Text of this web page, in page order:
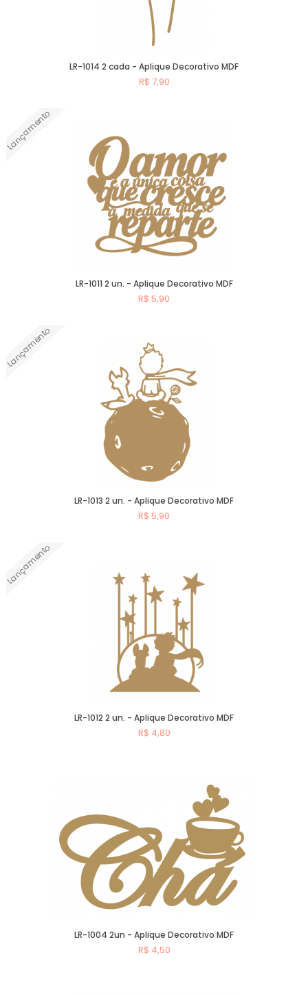
LR-1014 2 cada - Aplique Decorativo MDF
R$ 7,90
Lançamento
LR-1011 2 un. - Aplique Decorativo MDF
R$ 5,90
Lançamento
LR-1013 2 un. - Aplique Decorativo MDF
R$ 5,90
Lançamento
LR-1012 2 un. - Aplique Decorativo MDF
R$ 4,80
LR-1004 2un - Aplique Decorativo MDF
R$ 4,50